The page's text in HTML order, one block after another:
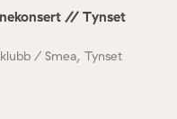
// Tynset
/ Smea, Tynset